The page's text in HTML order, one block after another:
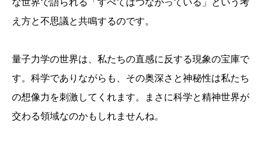
な世界で語られる「すべてはつながっている」という考
え方と不思議と共鳴するのです。
量子力学の世界は、私たちの直感に反する現象の宝庫で
す。科学でありながらも、その奥深さと神秘性は私たち
の想像力を刺激してくれます。まさに科学と精神世界が
交わる領域なのかもしれませんね。